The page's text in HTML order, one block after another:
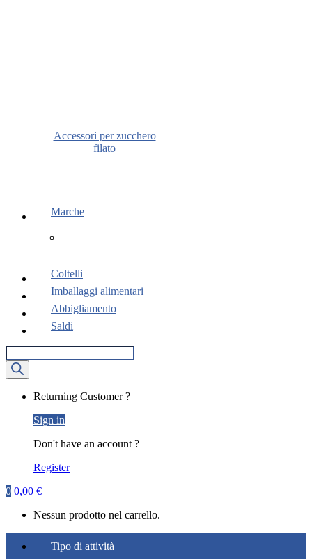
Accessori per zucchero
filato
Marche
Coltelli
Imballaggi alimentari
Abbigliamento
Saldi
Ricerca
prodotti
Returning Customer ?
Sign in
Don't have an account ?
Register
0 0,00 €
Nessun prodotto nel carrello.
Tipo di attività